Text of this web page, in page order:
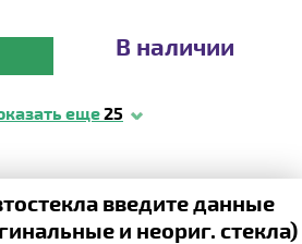
В наличии
еще25
введите данные
и неориг. стекла)